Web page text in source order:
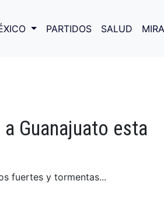
PARTIDOS SALUD
Guanajuato esta
fuertes y tormentas...